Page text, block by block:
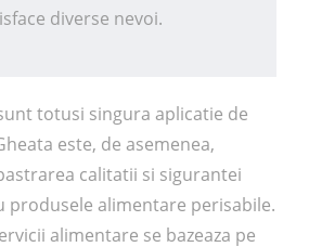
diverse nevoi.
totusi singura aplicatie de
este, de asemenea,
calitatii si sigurantei
produsele alimentare perisabile.
alimentare se bazeaza pe